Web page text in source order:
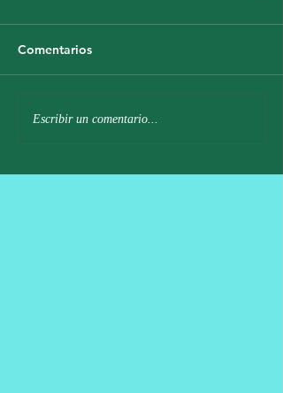
Comentarios
Escribir un comentario...